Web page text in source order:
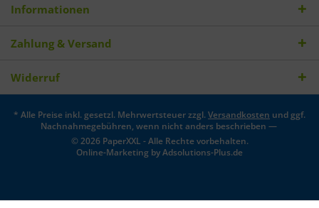
Informationen
Zahlung & Versand
Widerruf
* Alle Preise inkl. gesetzl. Mehrwertsteuer zzgl.Versandkosten und ggf.
Nachnahmegebühren, wenn nicht anders beschrieben —
© 2026 PaperXXL - Alle Rechte vorbehalten.
Online-Marketing byAdsolutions-Plus.de